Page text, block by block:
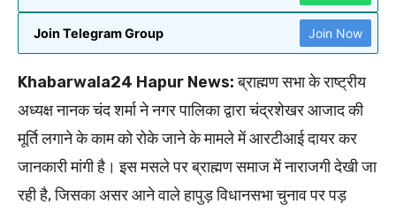
Join Telegram Group Join Now
Khabarwala24 Hapur News:ब्राह्मण सभा के राष्ट्रीय
अध्यक्ष नानक चंद शर्मा ने नगर पालिका द्वारा चंद्रशेखर आजाद की
मूर्ति लगाने के काम को रोके जाने के मामले में आरटीआई दायर कर
जानकारी मांगी है। इस मसले पर ब्राह्मण समाज में नाराजगी देखी जा
रही है, जिसका असर आने वाले हापुड़ विधानसभा चुनाव पर पड़